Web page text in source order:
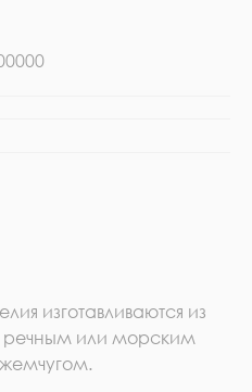
изготавливаются из
речным или морским